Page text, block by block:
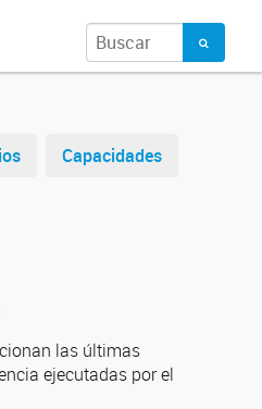
Capacidades
las últimas
ejecutadas por el